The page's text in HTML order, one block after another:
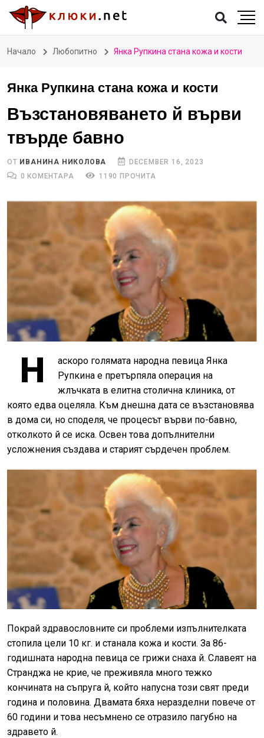
Начало Любопитно Янка Рупкина стана кожа и кости
Янка Рупкина стана кожа и кости
Възстановяването й върви
твърде бавно
ОТ ИВАНИНА НИКОЛОВА
DECEMBER 16, 2023
0 КОМЕНТАРА
1190 ПРОЧИТА
Н
аскоро голямата народна певица Янка
Рупкина е претърпяла операция на
жлъчката в елитна столична клиника, от
която едва оцеляла. Към днешна дата се възстановява
в дома си, но споделя, че процесът върви по-бавно,
отколкото й се иска. Освен това допълнителни
усложнения създава и старият сърдечен проблем.
Покрай здравословните си проблеми изпълнителката
стопила цели 10 кг. и станала кожа и кости. За 86-
годишната народна певица се грижи снаха й. Славеят на
Странджа не крие, че преживяла много тежко
кончината на съпруга й, който напусна този свят преди
година и половина. Двамата бяха неразделни повече от
60 години и това несъмнено се отразило пагубно на
здравето й.